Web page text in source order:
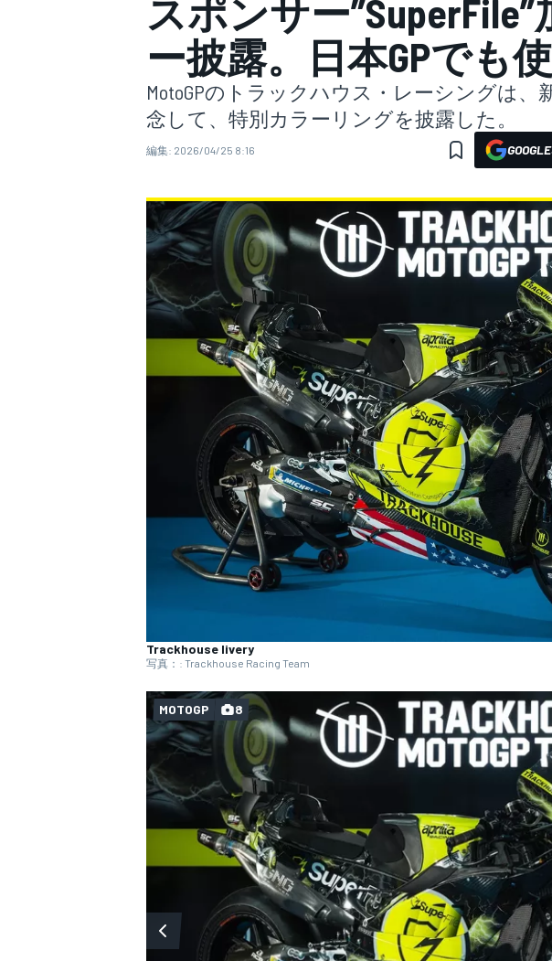
スーパーフォーミュラ
スーパーGT
フォーミュラE
スポンサー
ー披露。日本GPでも
MotoGPのトラックハウス・レーシングは
念して、特別カラーリングを披露した。
編集: 2026/04/25 8:16
Trackhouse livery
写真：: Trackhouse Racing Team
MOTOGP 8